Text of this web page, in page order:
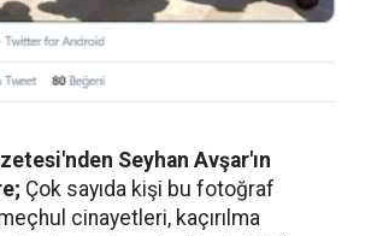
Seyhan Avşar'ın
Çok sayıda kişi bu fotoğraf
cinayetleri, kaçırılma